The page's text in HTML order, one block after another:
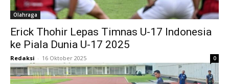
Olahraga
Erick Thohir Lepas Timnas U-17 Indonesia
ke Piala Dunia U-17 2025
Redaksi - 16 Oktober 2025 0